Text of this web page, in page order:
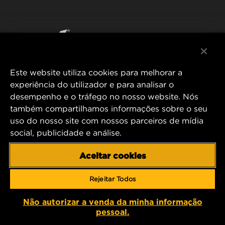
CONTACTE NOS
MANN+HUMMEL FT Poland
ul. Wrocławska 145,
63-800 GOSTYŃ, POLAND
Tel. +48 65 572 89 00
E-mail:info@mann-hummel.com
MANN+HUMMEL GROUP
Copyright 2025 MANN+HUMMEL. All rights reserved.
Este website utiliza cookies para melhorar a
experiência do utilizador e para analisar o
desempenho e o tráfego no nosso website. Nós
também compartilhamos informações sobre o seu
uso do nosso site com nossos parceiros de mídia
social, publicidade e análise.
Aceitar cookies
Rejeitar Todos
Não autorizar a venda da minha informação
pessoal.